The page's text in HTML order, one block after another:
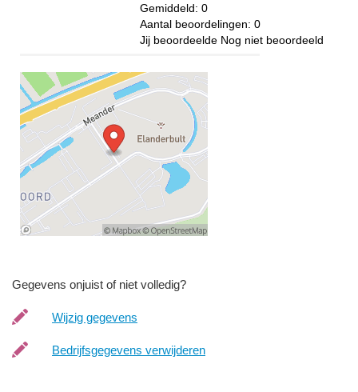
Gemiddeld: 0
Aantal beoordelingen: 0
Jij beoordeelde Nog niet beoordeeld
Gegevens onjuist of niet volledig?
Wijzig gegevens
Bedrijfsgegevens verwijderen